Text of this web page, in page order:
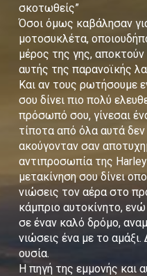
σκοτωθείς”
Όσοι όμως καβάλησαν
μοτοσυκλέτα,
μέρος της γης,
αυτής της παρανοϊκής
Και αν τους ρωτήσουμε
σου δίνει πιο πολύ
πρόσωπό σου, γίνεσαι
τίποτα από όλα αυτά δεν
ακούγονταν σαν
αντιπροσωπία της
μετακίνηση σου δίνει
νιώσεις τον αέρα στο
κάμπριο αυτοκίνητο,
σε έναν καλό δρόμο,
νιώσεις ένα με το αμάξι.
ουσία.
Η πηγή της εμμονής και